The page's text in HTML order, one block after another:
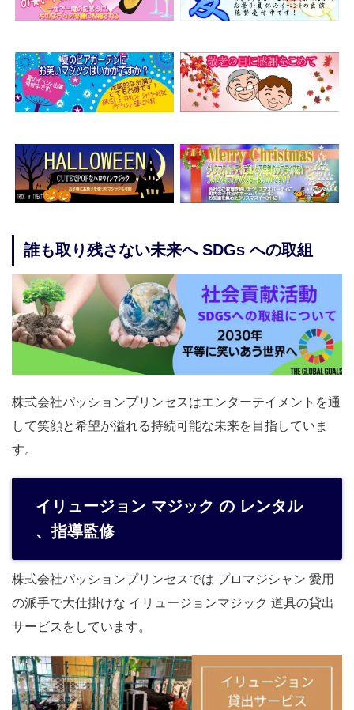
誰も取り残さない未来へ SDGs への取組
株式会社パッションプリンセスはエンターテイメントを通
して笑顔と希望が溢れる持続可能な未来を目指していま
す。
イリュージョン マジック の レンタル
、指導監修
株式会社パッションプリンセスでは プロマジシャン 愛用
の派手で大仕掛けな イリュージョンマジック 道具の貸出
サービスをしています。